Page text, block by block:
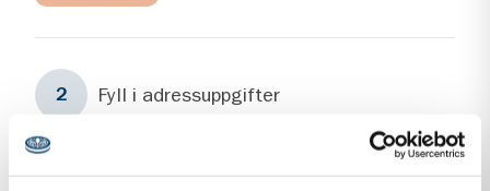
2 Steg2
Fyll i adressuppgifter